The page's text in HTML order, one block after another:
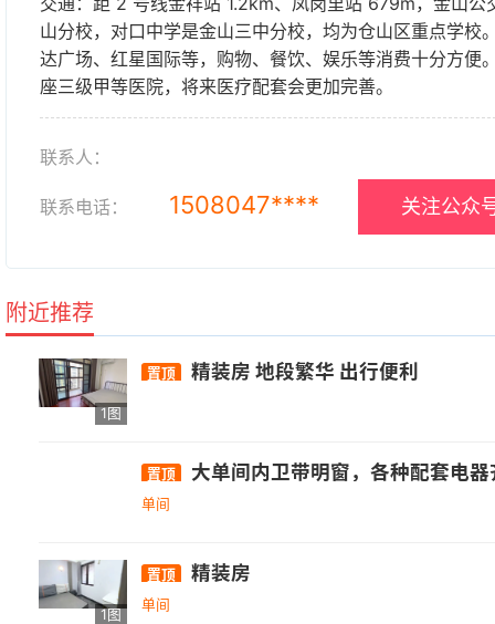
山分校，对口中学是金山三中分校，均为仓山区重点学
达广场、红星国际等，购物、餐饮、娱乐等消费十分方
座三级甲等医院，将来医疗配套会更加完善。
联系人：
联系电话： 1508047**** 关注公众
附近推荐
1图
置顶 精装房 地段繁华 出行便利
置顶 大单间内卫带明窗，各种配套电器
单间
1图
置顶 精装房
单间